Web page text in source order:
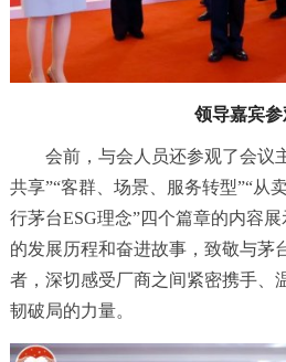
领导嘉宾
会前，与会人员还参观了会议
共享”“客群、场景、服务转型”“从
行茅台ESG理念”四个篇章的内容
的发展历程和奋进故事，致敬与茅
者，深切感受厂商之间紧密携手、
韧破局的力量。